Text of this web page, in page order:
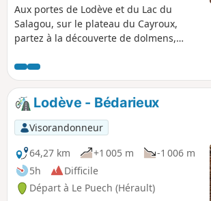
Aux portes de Lodève et du Lac du
Salagou, sur le plateau du Cayroux,
partez à la découverte de dolmens,
traversant un paysage de «ruffes»,
étonnante terre aux couleurs rouges.
Lodève - Bédarieux
Visorandonneur
64,27 km
+1 005 m
-1 006 m
5h
Difficile
Départ à Le Puech (Hérault)